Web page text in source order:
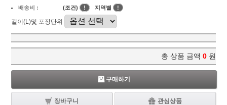
배송비 :
(조건) ! 지역별 !
길이(L)및 포장단위
총 상품 금액 0 원
구매하기
장바구니 관심상품